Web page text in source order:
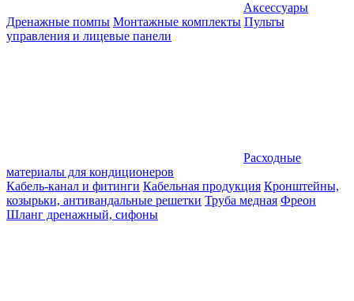
Аксессуары
Дренажные помпы Монтажные комплекты Пульты
управления и лицевые панели
Расходные
материалы для кондиционеров
Кабель-канал и фитинги Кабельная продукция Кронштейны,
козырьки, антивандальные решетки Труба медная Фреон
Шланг дренажный, сифоны